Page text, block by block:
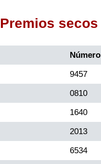
Premios secos
Número
9457
0810
1640
2013
6534